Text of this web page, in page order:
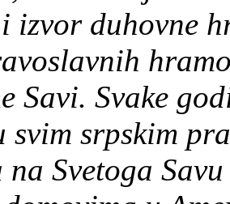
izvor duhovne
Savi. Svake
svim srpskim
na Svetoga